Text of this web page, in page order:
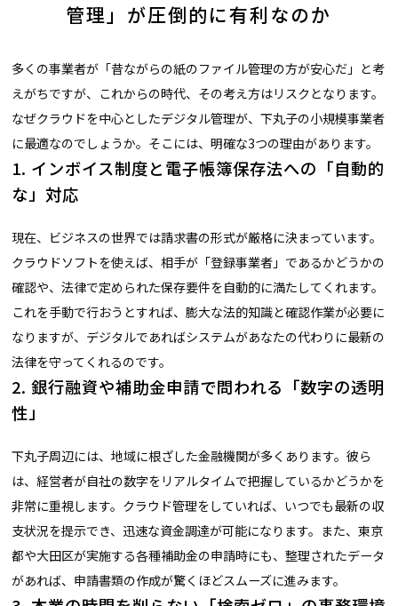
管理」が圧倒的に有利なのか
多くの事業者が「昔ながらの紙のファイル管理の方が安心だ」と考
えがちですが、これからの時代、その考え方はリスクとなります。
なぜクラウドを中心としたデジタル管理が、下丸子の小規模事業者
に最適なのでしょうか。そこには、明確な3つの理由があります。
1. インボイス制度と電子帳簿保存法への「自動的
な」対応
現在、ビジネスの世界では請求書の形式が厳格に決まっています。
クラウドソフトを使えば、相手が「登録事業者」であるかどうかの
確認や、法律で定められた保存要件を自動的に満たしてくれます。
これを手動で行おうとすれば、膨大な法的知識と確認作業が必要に
なりますが、デジタルであればシステムがあなたの代わりに最新の
法律を守ってくれるのです。
2. 銀行融資や補助金申請で問われる「数字の透明
性」
下丸子周辺には、地域に根ざした金融機関が多くあります。彼ら
は、経営者が自社の数字をリアルタイムで把握しているかどうかを
非常に重視します。クラウド管理をしていれば、いつでも最新の収
支状況を提示でき、迅速な資金調達が可能になります。また、東京
都や大田区が実施する各種補助金の申請時にも、整理されたデータ
があれば、申請書類の作成が驚くほどスムーズに進みます。